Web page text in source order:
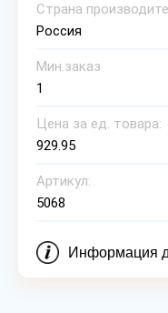
Страна
Россия
Мин.заказ
1
Цена за ед. товара:
929.95
Артикул:
5068
Информация